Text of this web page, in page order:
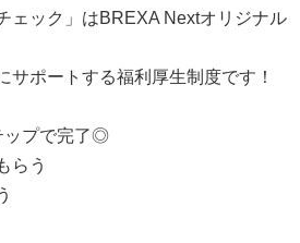
ェック」はBREXA Nextオリジナル
サポートする福利厚生制度です！
ップで完了◎
らう